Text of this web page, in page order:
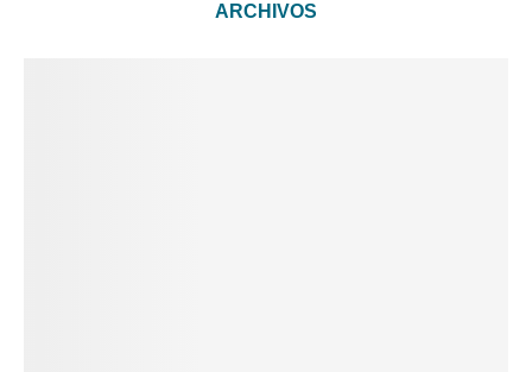
ARCHIVOS